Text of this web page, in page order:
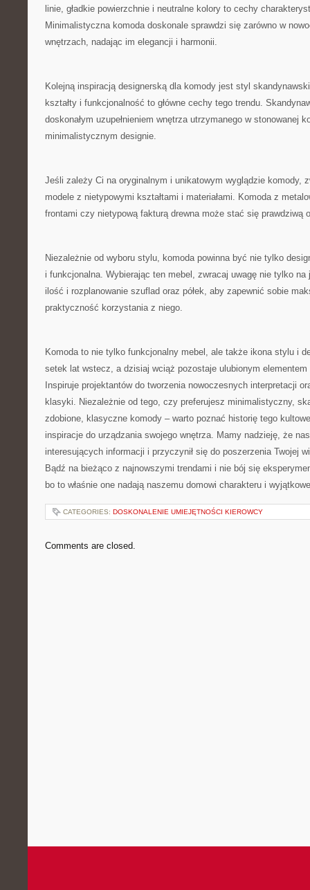
linie, gładkie powierzchnie i neutralne kolory to cechy
Minimalistyczna komoda doskonale sprawdzi się zarówno w
wnętrzach,⁢ nadając im elegancji i harmonii.
Kolejną inspiracją designerską⁢ dla komody jest styl
kształty i funkcjonalność to główne cechy tego trendu.
‌doskonałym uzupełnieniem wnętrza utrzymanego⁣ w stonowanej
minimalistycznym designie.
Jeśli zależy Ci na ‌oryginalnym i unikatowym wyglądzie ‍komody,⁤
modele z nietypowymi kształtami i materiałami. Komoda z
frontami czy nietypową fakturą drewna może stać się prawdziwą
Niezależnie od wyboru stylu, komoda powinna być nie tylko‌
i funkcjonalna. Wybierając ten mebel, zwracaj uwagę nie‌ tylko
ilość i rozplanowanie szuflad ⁤oraz⁢ półek, aby zapewnić sobie
praktyczność korzystania z niego.
Komoda to nie tylko funkcjonalny mebel, ale także ikona stylu‍ i
setek lat wstecz, ⁣a dzisiaj wciąż pozostaje ulubionym
Inspiruje projektantów ⁢do tworzenia ‍nowoczesnych interpretacji
klasyki. Niezależnie ⁣od tego, czy⁢ preferujesz minimalistyczny,
zdobione, klasyczne komody – warto ‌poznać ‌historię tego
inspiracje do urządzania⁢ swojego wnętrza. Mamy nadzieję, że
interesujących informacji i przyczynił się do poszerzenia Twojej
Bądź na bieżąco z ​najnowszymi ​trendami ⁤i nie bój się
bo to właśnie one nadają naszemu domowi charakteru i
CATEGORIES: DOSKONALENIE UMIEJĘTNOŚCI KIEROWCY
Comments are closed.